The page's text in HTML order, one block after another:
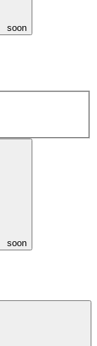
soon
soon